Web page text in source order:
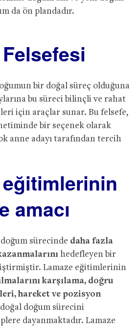
da ön plandadır.
bir doğal süreç olduğuna
bu süreci bilinçli ve rahat
için araçlar sunar. Bu felsefe,
bir seçenek olarak
anne adayı tarafından tercih
amacı
sürecinde daha fazla
hedefleyen bir
Lamaze eğitimlerinin
karşılama, doğru
hareket ve pozisyon
doğum sürecini
dayanmaktadır. Lamaze